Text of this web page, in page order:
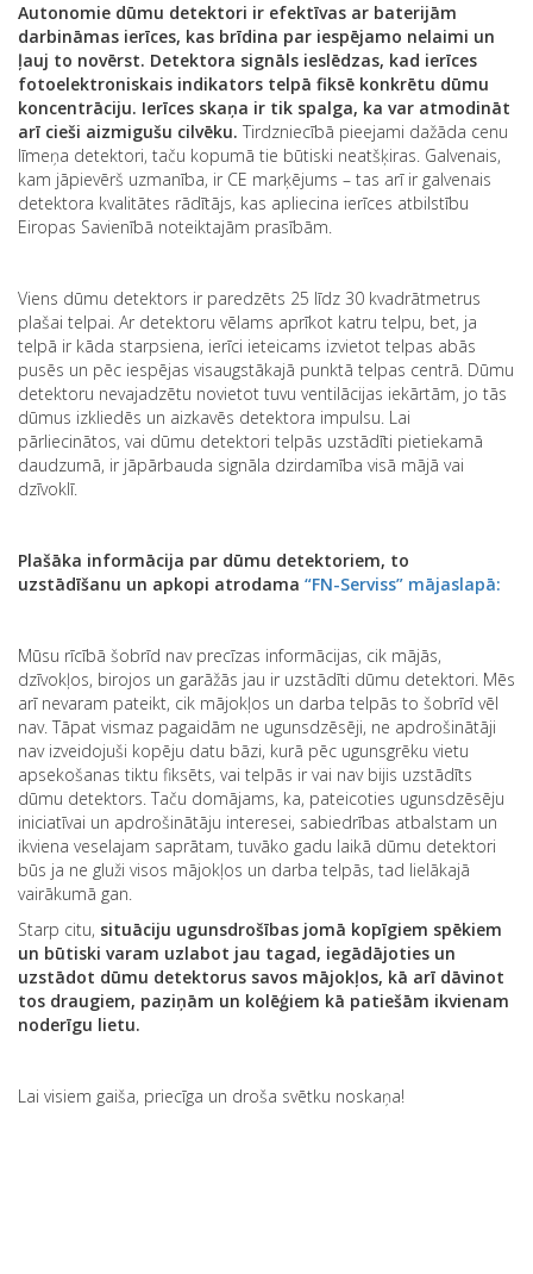
Autonomie dūmu detektori ir efektīvas ar baterijām
darbināmas ierīces, kas brīdina par iespējamo nelaimi un
ļauj to novērst. Detektora signāls ieslēdzas, kad ierīces
fotoelektroniskais indikators telpā fiksē konkrētu dūmu
koncentrāciju. Ierīces skaņa ir tik spalga, ka var atmodināt
arī cieši aizmigušu cilvēku. Tirdzniecībā pieejami dažāda cenu
līmeņa detektori, taču kopumā tie būtiski neatšķiras. Galvenais,
kam jāpievērš uzmanība, ir CE marķējums – tas arī ir galvenais
detektora kvalitātes rādītājs, kas apliecina ierīces atbilstību
Eiropas Savienībā noteiktajām prasībām.
Viens dūmu detektors ir paredzēts 25 līdz 30 kvadrātmetrus
plašai telpai. Ar detektoru vēlams aprīkot katru telpu, bet, ja
telpā ir kāda starpsiena, ierīci ieteicams izvietot telpas abās
pusēs un pēc iespējas visaugstākajā punktā telpas centrā. Dūmu
detektoru nevajadzētu novietot tuvu ventilācijas iekārtām, jo tās
dūmus izkliedēs un aizkavēs detektora impulsu. Lai
pārliecinātos, vai dūmu detektori telpās uzstādīti pietiekamā
daudzumā, ir jāpārbauda signāla dzirdamība visā mājā vai
dzīvoklī.
Plašāka informācija par dūmu detektoriem, to
uzstādīšanu un apkopi atrodama “FN-Serviss” mājaslapā:
Mūsu rīcībā šobrīd nav precīzas informācijas, cik mājās,
dzīvokļos, birojos un garāžās jau ir uzstādīti dūmu detektori. Mēs
arī nevaram pateikt, cik mājokļos un darba telpās to šobrīd vēl
nav. Tāpat vismaz pagaidām ne ugunsdzēsēji, ne apdrošinātāji
nav izveidojuši kopēju datu bāzi, kurā pēc ugunsgrēku vietu
apsekošanas tiktu fiksēts, vai telpās ir vai nav bijis uzstādīts
dūmu detektors. Taču domājams, ka, pateicoties ugunsdzēsēju
iniciatīvai un apdrošinātāju interesei, sabiedrības atbalstam un
ikviena veselajam saprātam, tuvāko gadu laikā dūmu detektori
būs ja ne gluži visos mājokļos un darba telpās, tad lielākajā
vairākumā gan.
Starp citu, situāciju ugunsdrošības jomā kopīgiem spēkiem
un būtiski varam uzlabot jau tagad, iegādājoties un
uzstādot dūmu detektorus savos mājokļos, kā arī dāvinot
tos draugiem, paziņām un kolēģiem kā patiešām ikvienam
noderīgu lietu.
Lai visiem gaiša, priecīga un droša svētku noskaņa!